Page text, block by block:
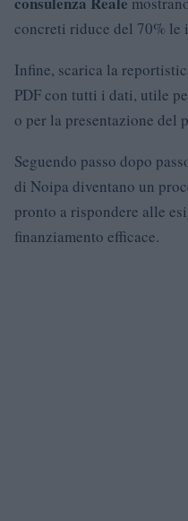
concreti riduce del 70% le
Infine, scarica la
PDF con tutti i dati, utile
o per la presentazione del
Seguendo passo dopo
di Noipa diventano un
pronto a rispondere alle
finanziamento efficace.